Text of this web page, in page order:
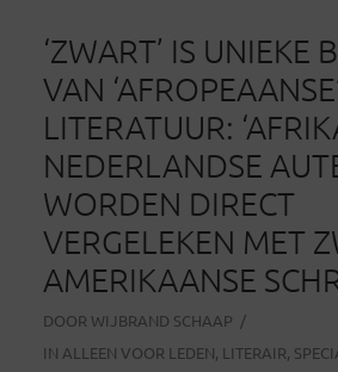
‘ZWART’ IS UNIEKE
VAN
LITERATUUR:
NEDERLANDSE
WORDEN DIRECT
VERGELEKEN MET
AMERIKAANSE
DOOR WIJBRAND SCHAAP
IN ALLEEN VOOR LEDEN, LITERAIR,